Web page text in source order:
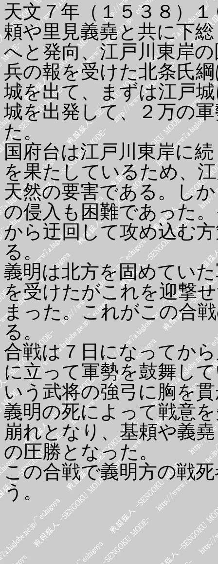
天文７年（１５３８）
頼や里見義堯と共に下
へと発向、江戸川東岸
兵の報を受けた北条氏
城を出て、まずは江戸
城を出発して、２万の
た。
国府台は江戸川東岸に
を果たしているため、
天然の要害である。し
の侵入も困難であった
から迂回して攻め込む
る。
義明は北方を固めてい
を受けたがこれを迎撃
まった。これがこの合
る。
合戦は７日になってか
に立って軍勢を鼓舞し
いう武将の強弓に胸を
義明の死によって戦意
崩れとなり、基頼や義
の圧勝となった。
この合戦で義明方の戦
う。